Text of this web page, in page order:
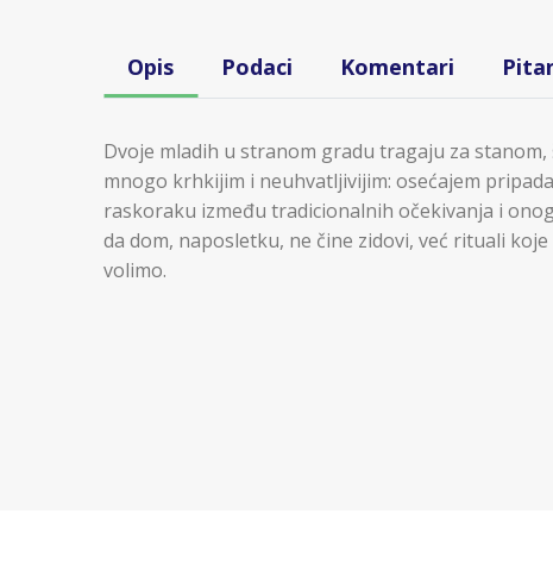
Opis Podaci Komentari
Dvoje mladih u stranom gradu tragaju za
mnogo krhkijim i neuhvatljivijim: osećajem
raskoraku između tradicionalnih očekivanja i
da dom, naposletku, ne čine zidovi, već rituali
volimo.